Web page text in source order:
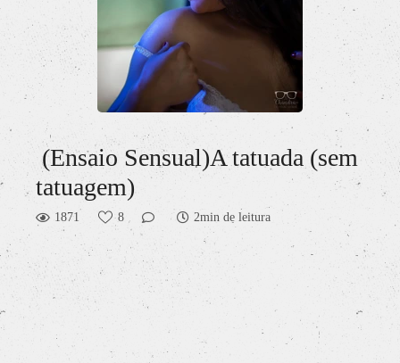
(Ensaio Sensual)A tatuada (sem
tatuagem)
1871 8 2min de leitura